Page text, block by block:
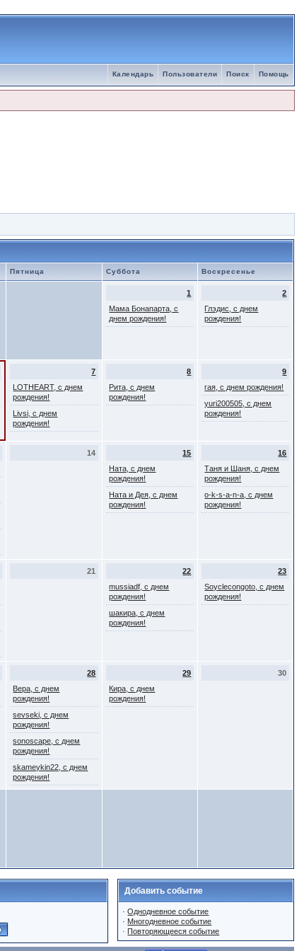
Помощь
Поиск
Пользователи
Календарь
Пятница Суббота Воскресенье
1
Мама Бонапарта, с
днем рождения!
2
Глэдис, с днем
рождения!
7
LOTHEART, с днем
рождения!
Livsi, с днем
рождения!
8
Рита, с днем
рождения!
9
гая, с днем рождения!
yuri200505, с днем
рождения!
14
15
Натa, с днем
рождения!
Ната и Дея, с днем
рождения!
16
Таня и Шаня, с днем
рождения!
o-k-s-a-n-a, с днем
рождения!
21
22
mussiadf, с днем
рождения!
шакира, с днем
рождения!
23
Soyclecongoto, с днем
рождения!
28
Вера, с днем
рождения!
sevseki, с днем
рождения!
sonoscape, с днем
рождения!
skameykin22, с днем
рождения!
29
Кира, с днем
рождения!
30
Добавить событие
·Однодневное событие
· Многодневное событие
·Повторяющееся событие